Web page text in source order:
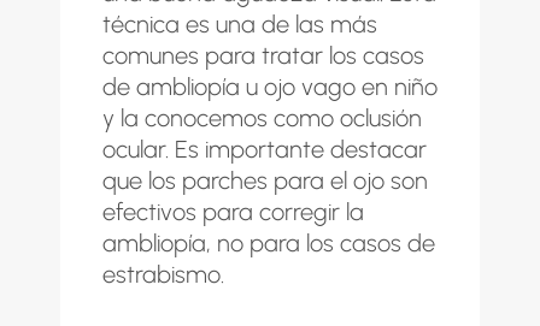
técnica es una de las más
comunes para tratar los casos
de ambliopía u ojo vago en niño
y la conocemos como oclusión
ocular. Es importante destacar
que los parches para el ojo son
efectivos para corregir la
ambliopía, no para los casos de
estrabismo.